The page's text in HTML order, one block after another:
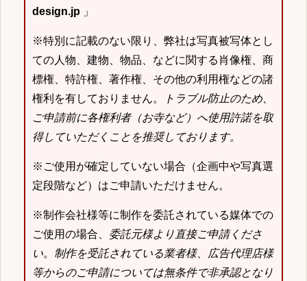
design.jp 」
※特別に記載のない限り、弊社は写真被写体とし
ての人物、建物、物品、などに関する肖像権、商
標権、特許権、著作権、その他の利用権などの諸
権利を有しておりません。
トラブル防止のため、
ご申請前に各権利者（お寺など）へ使用許諾を取
得していただくことを推奨しております。
※ご使用が確定していない場合（企画中や写真選
定段階など）はご申請いただけません。
※制作会社様等に制作を委託されている媒体での
ご使用の場合、 委託元様より直接ご申請くださ
い。 制作を受託されている業者様、広告代理店様
等からのご申請については無条件で非承認となり